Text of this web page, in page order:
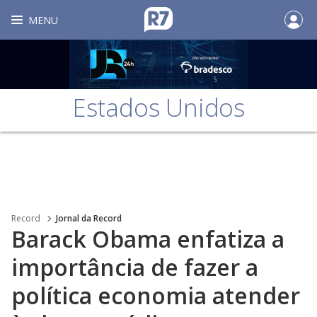
MENU
Estados Unidos
Record Jornal da Record
Barack Obama enfatiza a
importância de fazer a
política economia atender